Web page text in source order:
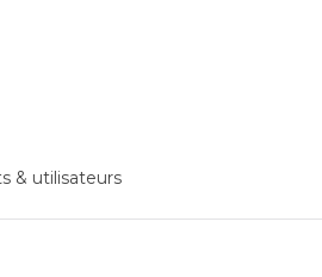
& utilisateurs